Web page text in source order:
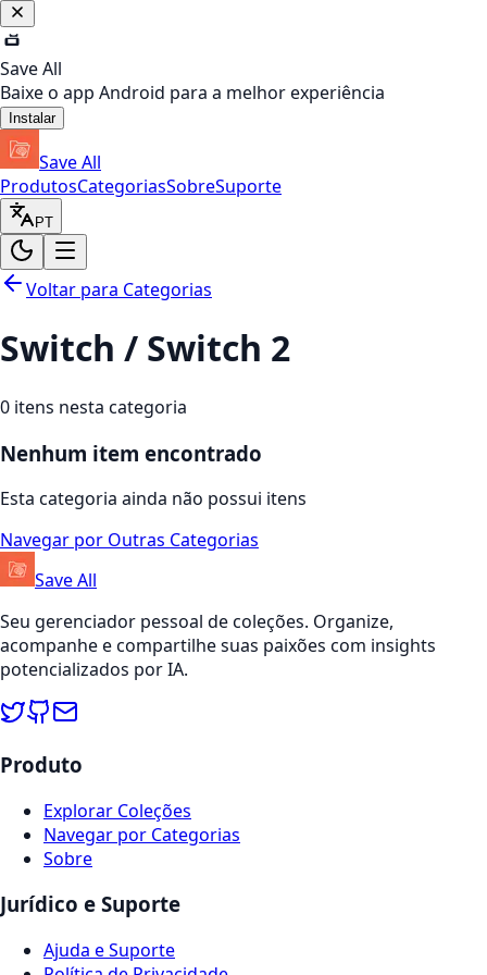
Save All
Baixe o app Android para a melhor experiência
Instalar
Save All
ProdutosCategoriasSobreSuporte
PT
Voltar para Categorias
Switch / Switch 2
0 itens nesta categoria
Nenhum item encontrado
Esta categoria ainda não possui itens
Navegar por Outras Categorias
Save All
Seu gerenciador pessoal de coleções. Organize,
acompanhe e compartilhe suas paixões com insights
potencializados por IA.
Produto
Explorar Coleções
Navegar por Categorias
Sobre
Jurídico e Suporte
Ajuda e Suporte